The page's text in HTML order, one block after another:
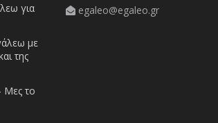
για
με
της
Μες το
egaleo@egaleo.gr